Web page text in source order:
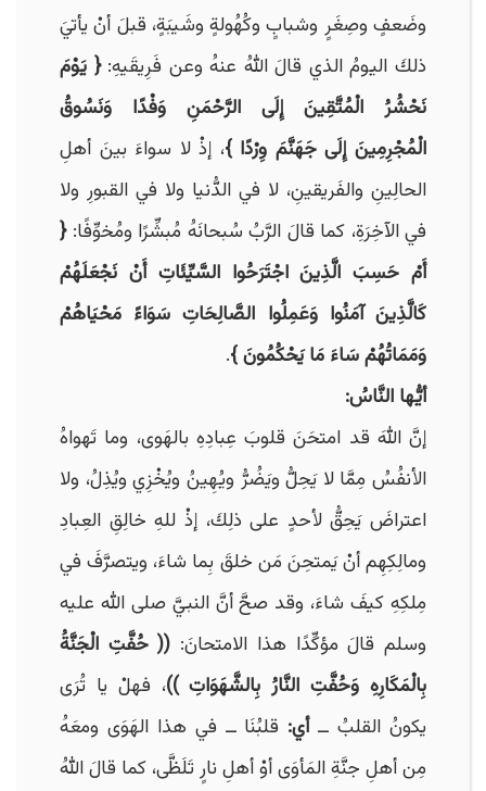
وضَعفٍ وصِغَرٍ وشبابٍ وكُهُولةٍ وشَيبَةٍ، قبلَ أنْ يأتيَ
ذلكَ اليومُ الذي قالَ اللهُ عنهُ وعن فَرِيقَيهِ:{ يَوْمَ
نَحْشُرُ الْمُتَّقِينَ إِلَى الرَّحْمَنِ وَفْدًا وَنَسُوقُ
الْمُجْرِمِينَ إِلَى جَهَنَّمَ وِرْدًا }، إذْ لا سواءَ بينَ أهلِ
الحالِينِ والفَريقينِ، لا في الدُّنيا ولا في القبورِ ولا
في الآخِرَةِ، كما قالَ الرَّبُ سُبحانَهُ مُبشِّرًا ومُخوِّفًا:{
أَمْ حَسِبَ الَّذِينَ اجْتَرَحُوا السَّيِّئَاتِ أَنْ نَجْعَلَهُمْ
كَالَّذِينَ آمَنُوا وَعَمِلُوا الصَّالِحَاتِ سَوَاءً مَحْيَاهُمْ
وَمَمَاتُهُمْ سَاءَ مَا يَحْكُمُونَ }.
أيُّها النَّاسُ:
إنَّ اللهَ قد امتحَنَ قلوبَ عِبادِهِ بالهَوى، وما تَهواهُ
الأنفُسُ مِمَّا لا يَحِلُّ ويَضُرُّ ويُهِينُ ويُخْزِي ويُذِلُ، ولا
اعتراضَ يَحِقُّ لأحدٍ على ذلِكَ، إذْ للهِ خالِقِ العِبادِ
ومالِكِهِم أنْ يَمتحِنَ مَن خلقَ بِما شاءَ، ويتصرَّفَ في
مِلكِهِ كيفَ شاءَ، وقد صحَّ أنَّ النبيَّ صلى الله عليه
وسلم قالَ مؤكِّدًا هذا الامتحانَ: (( حُفَّتِ الْجَنَّةُ
بِالْمَكَارِهِ وَحُفَّتِ النَّارُ بِالشَّهَوَاتِ ))، فهلْ يا تُرَى
يكونُ القلبُ ــأي: قلبُنَا ــ في هذا الهَوَى ومعَهُ
مِن أهلِ جنَّةِ المَأوَى أوْ أهلِ نارٍ تَلَظَّى، كما قالَ اللهُ